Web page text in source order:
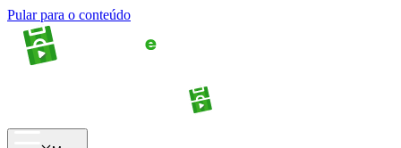
Pular para o conteúdo